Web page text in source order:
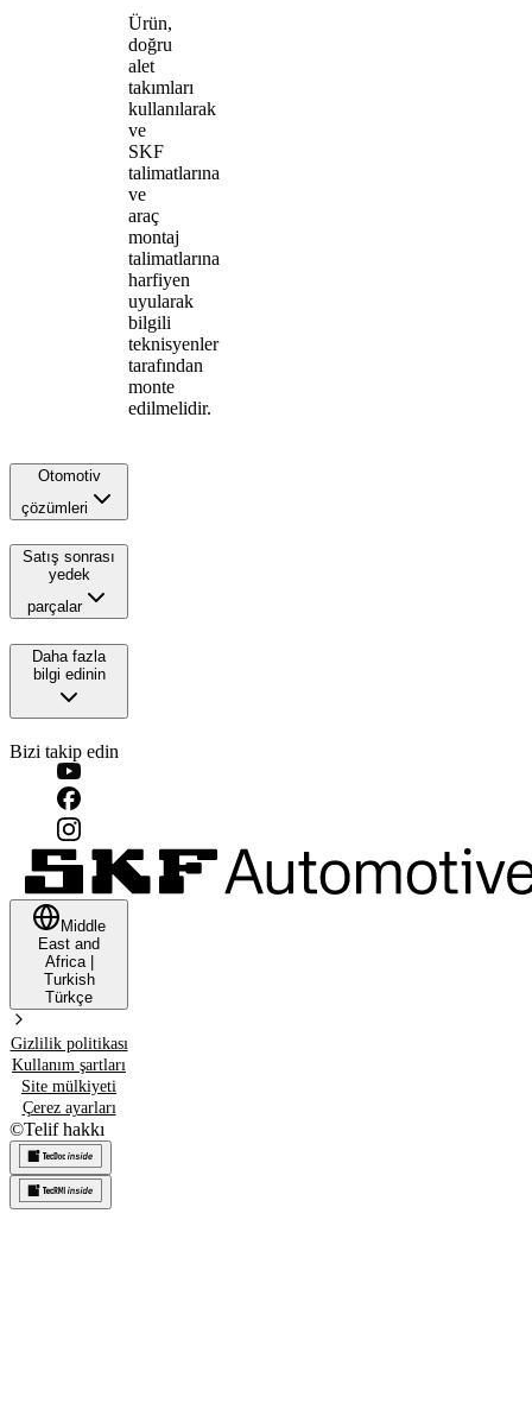
Ürün,
doğru
alet
takımları
kullanılarak
ve
SKF
talimatlarına
ve
araç
montaj
talimatlarına
harfiyen
uyularak
bilgili
teknisyenler
tarafından
monte
edilmelidir.
Otomotiv
çözümleri
Satış sonrası
yedek
parçalar
Daha fazla
bilgi edinin
Bizi takip edin
Middle
East and
Africa|
Turkish
Türkçe
Gizlilik politikası
Kullanım şartları
Site mülkiyeti
Çerez ayarları
©Telif hakkı